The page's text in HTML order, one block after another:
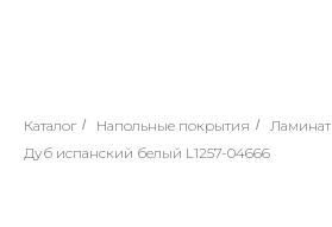
Каталог / Напольные покрытия / Ламинат
Дуб испанский белый L1257-04666